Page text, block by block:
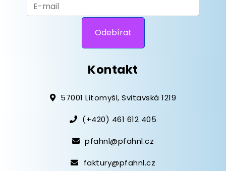
Kontakt
57001 Litomyšl, Svitavská 1219
(+420) 461 612 405
pfahnl@pfahnl.cz
faktury@pfahnl.cz